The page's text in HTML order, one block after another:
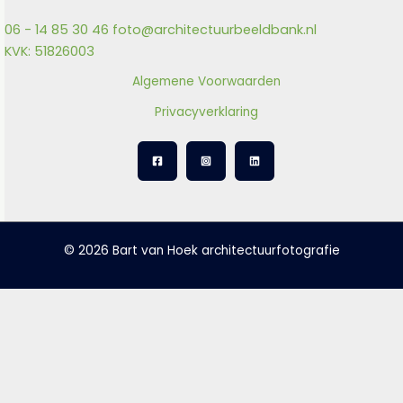
06 - 14 85 30 46 foto@architectuurbeeldbank.nl
KVK: 51826003
Algemene Voorwaarden
Privacyverklaring
© 2026 Bart van Hoek architectuurfotografie